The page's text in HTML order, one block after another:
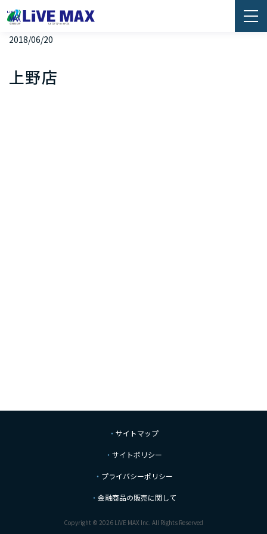
2018/06/20
上野店
サイトマップ
サイトポリシー
プライバシーポリシー
金融商品の販売に関して
Copyright © 2026 LiVE MAX Inc. All Rights Reserved